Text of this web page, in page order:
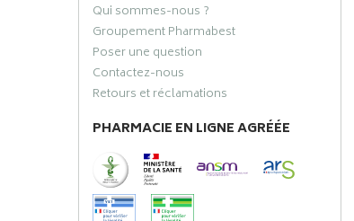
Qui sommes-nous ?
Groupement Pharmabest
Poser une question
Contactez-nous
Retours et réclamations
PHARMACIE EN LIGNE AGRÉÉE